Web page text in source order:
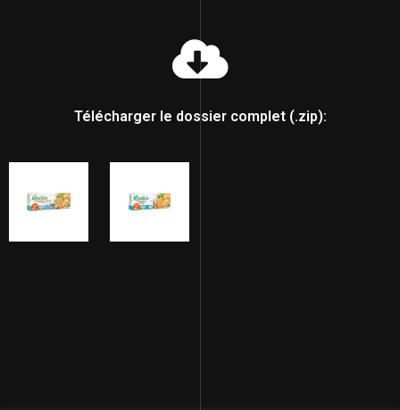
Télécharger le dossier complet (.zip):